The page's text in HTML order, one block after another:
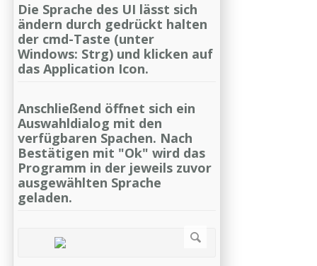
Die Sprache des UI lässt sich
ändern durch gedrückt halten
der cmd-Taste (unter
Windows: Strg) und klicken auf
das Application Icon.
Anschließend öffnet sich ein
Auswahldialog mit den
verfügbaren Spachen. Nach
Bestätigen mit "Ok" wird das
Programm in der jeweils zuvor
ausgewählten Sprache
geladen.